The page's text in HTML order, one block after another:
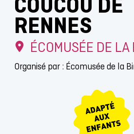
COUCOU DE
RENNES
ÉCOMUSÉE DE
Organisé par : Écomusée de la